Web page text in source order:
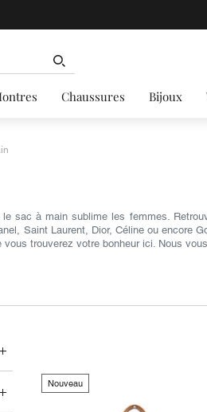
Chaussures Bijoux
le sac à main sublime les femmes.
Saint Laurent, Dior, Céline ou
vous trouverez votre bonheur ici. Nous
Nouveau